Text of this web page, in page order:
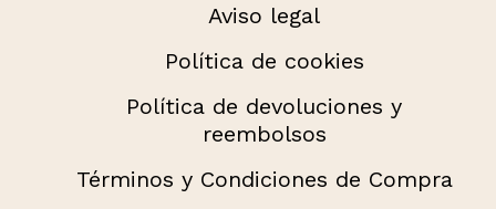
Aviso legal
Política de cookies
Política de devoluciones y
reembolsos
Términos y Condiciones de Compra